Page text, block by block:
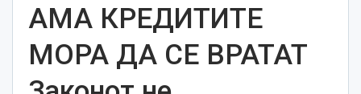
АМА КРЕДИТИТЕ
МОРА ДА СЕ ВРАТАТ